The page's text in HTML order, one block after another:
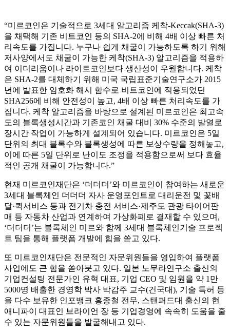
“미르코인은 기술적으로 3세대 알고리즘 케착-Keccak(SHA-3)
을 채택해 기존 비트코인 등의 SHA-2에 비해 4배 이상 빠른 처
리속도를 가집니다. 누구나 쉽게 채굴이 가능하도록 하기 위해
저사양에서도 채굴이 가능한 케착(SHA-3) 알고리즘을 적용하
여 이더리움이나 라이트코인보다 생산성이 우월합니다. 케착
은 SHA-2를 대체하기 위해 미국 국립표준기술연구소가 2015
년에 발표한 암호화 해시 함수로 비트코인에 적용되었던
SHA256에 비해 안전성이 높고, 4배 이상 빠른 처리속도를 가
집니다. 케착 알고리즘을 바탕으로 설계된 미르코인은 최고속
도의 블록생성시간과 기존코인 채굴 대비 30% 수준의 발열로
장시간 작업이 가능하게 설계되어 있습니다. 미르코인은 5일
단위의 최대 블록수와 블록생성에 따른 보상수량을 정해놓고,
이에 따른 5일 단위로 난이도 조정을 적용함으로써 보다 효율
적인 공개 채굴이 가능합니다.”
현재 미르코인재단은 ‘더더더’와 미르코인이 참여하는 새로운
3세대 블록체인 더더더 자사 운영포인트로 대리운전 및 꽃배
달·퀵서비스 등과 전기차 충전 서비스·제주도 관광 타이어판
매 등 자동차 산업과 연계하여 가상화폐로 결재할 수 있으며,
‘더더더’는 블록체인 미르와 함께 3세대 블록체인기술 프로젝
트 팀을 통해 플랫폼 개발에 힘을 쏟고 있다.
또 미르코인재단은 전문적인 자문위원들을 영입하여 플랫폼
사업에도 큰 힘을 쏟아붓고 있다. 일본 노무라연구소 출신의
기업컨설팅 전문가인 유혁 대표, 기업 CEO 및 임원을 약 1만
5000명 배출한 경영학 박사 박갑주 교수(건국대), 기술 특허 등
을 다수 보유한 인포뱅크 홍종철 전무, 스탠퍼드대 출신의 현
애니파이 대표인 브라이언 장 등 기업경영에 속속히 도움을 줄
수 있는 자문위원들을 발굴해내고 있다.